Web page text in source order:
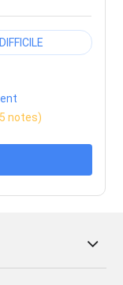
DIFFICILE
notes)